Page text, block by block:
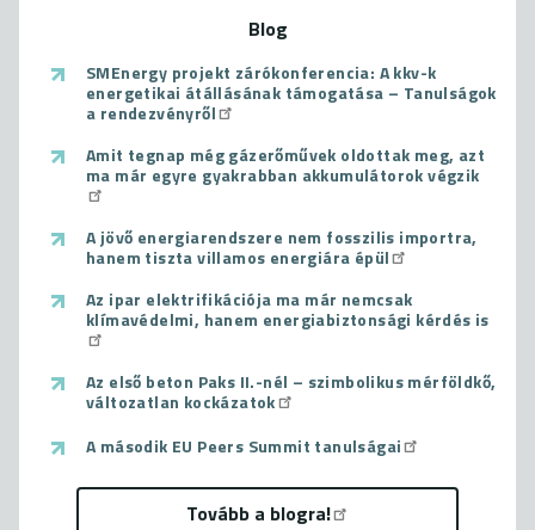
Blog
SMEnergy projekt zárókonferencia: A kkv-k
energetikai átállásának támogatása – Tanulságok
a rendezvényről
Amit tegnap még gázerőművek oldottak meg, azt
ma már egyre gyakrabban akkumulátorok végzik
A jövő energiarendszere nem fosszilis importra,
hanem tiszta villamos energiára épül
Az ipar elektrifikációja ma már nemcsak
klímavédelmi, hanem energiabiztonsági kérdés is
Az első beton Paks II.-nél – szimbolikus mérföldkő,
változatlan kockázatok
A második EU Peers Summit tanulságai
Tovább a blogra!